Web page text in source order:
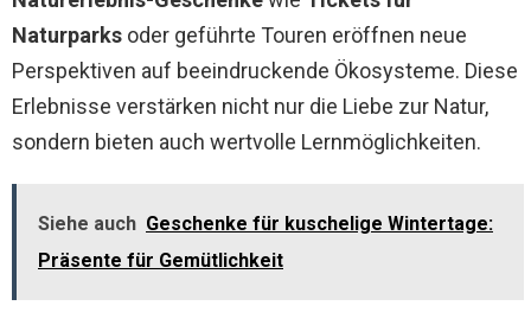
Naturparks oder geführte Touren eröffnen neue
Perspektiven auf beeindruckende Ökosysteme. Diese
Erlebnisse verstärken nicht nur die Liebe zur Natur,
sondern bieten auch wertvolle Lernmöglichkeiten.
Siehe auch Geschenke für kuschelige Wintertage:
Präsente für Gemütlichkeit